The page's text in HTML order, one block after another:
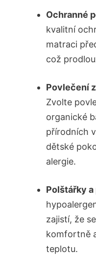
Ochranné
kvalitní
matraci
což
Povlečení
Zvolte
organické
přírodních
dětské
alergie.
Polštářky
zajistí, že
komfortně
teplotu.